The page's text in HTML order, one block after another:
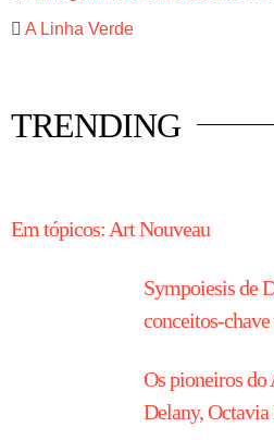
A Linha Verde
TRENDING
Em tópicos: Art Nouveau
Sympoiesis de
conceitos-
Os pioneiros
Delany, Octavia